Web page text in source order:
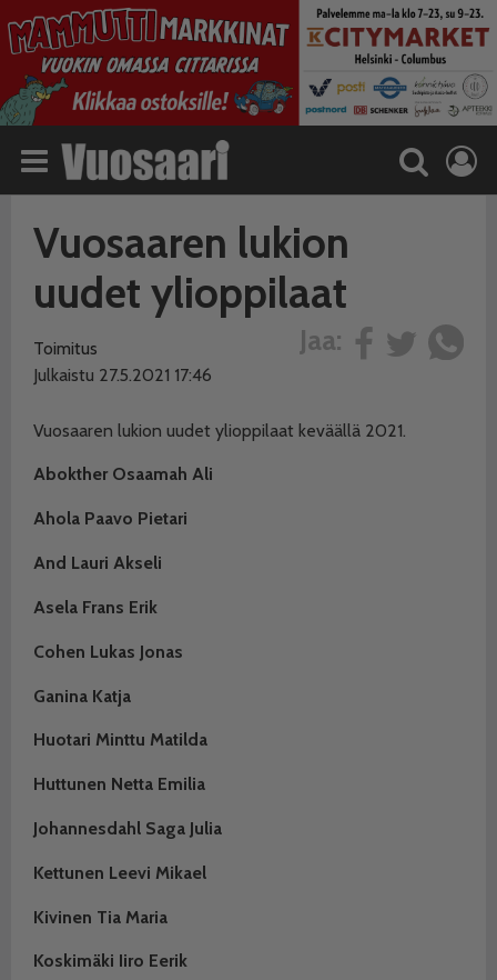
Vuosaaren lukion
uudet ylioppilaat
Jaa:
Toimitus
Julkaistu 27.5.2021 17:46
Vuosaaren lukion uudet ylioppilaat keväällä 2021.
Abokther Osaamah Ali
Ahola Paavo Pietari
And Lauri Akseli
Asela Frans Erik
Cohen Lukas Jonas
Ganina Katja
Huotari Minttu Matilda
Huttunen Netta Emilia
Johannesdahl Saga Julia
Kettunen Leevi Mikael
Kivinen Tia Maria
Koskimäki Iiro Eerik